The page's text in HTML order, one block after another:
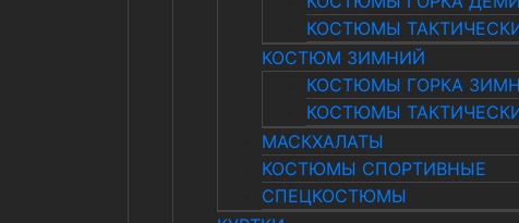
КОСТЮМЫ
КОСТЮМ ЗИМНИЙ
КОСТЮМЫ ГОРКА
КОСТЮМЫ
МАСКХАЛАТЫ
КОСТЮМЫ СПОРТИВНЫЕ
СПЕЦКОСТЮМЫ